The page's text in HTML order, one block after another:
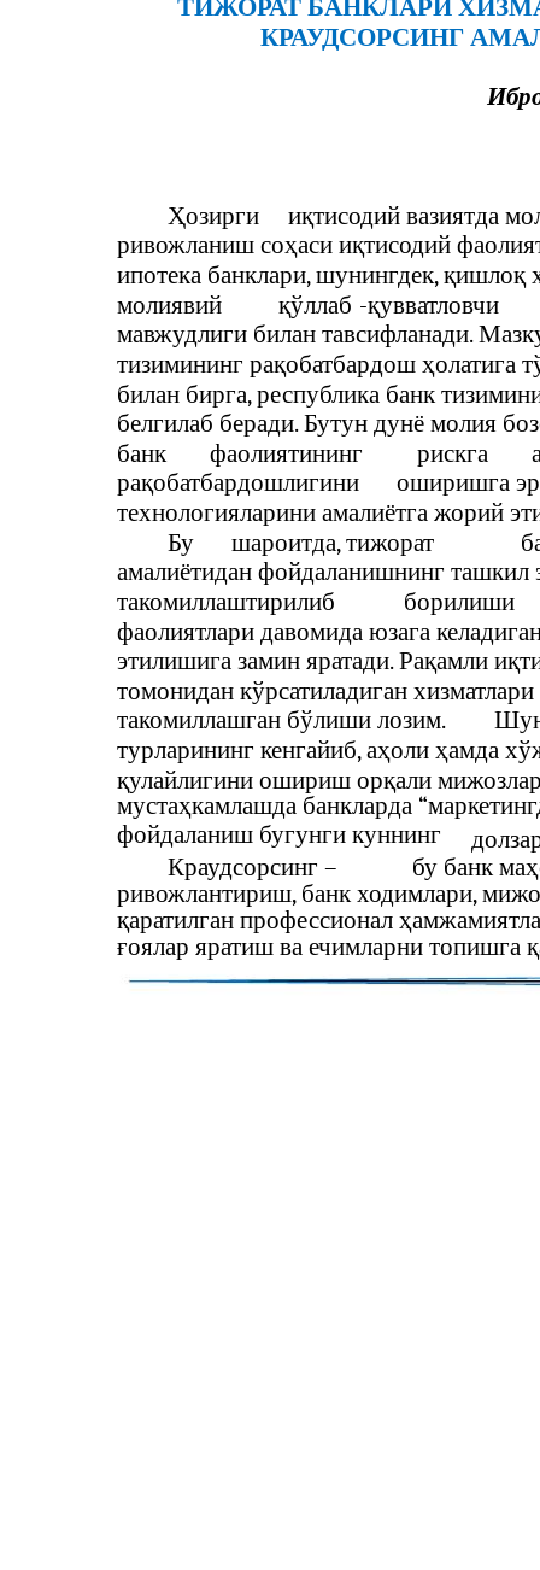
ТИЖОРАТ БАНКЛАРИ
КРАУДСОРСИНГ
Ҳозирги
иқтисодий вазиятда
ривожланиш соҳаси иқтисодий
ипотека банклари, шунингдек,
молиявий
қўллаб -қувватловчи
мавжудлиги билан тавсифланади.
тизимининг рақобатбардош ҳолатига
билан бирга, республика банк
белгилаб беради. Бутун дунё молия
банк
фаолиятининг рискга
рақобатбардошлигини
оширишга
технологияларини амалиётга жорий
Бу
шароитда, тижорат
амалиётидан фойдаланишнинг
такомиллаштирилиб
борилиши
фаолиятлари давомида юзага
этилишига замин яратади. Рақамли
томонидан кўрсатиладиган
такомиллашган бўлиши лозим.
турларининг кенгайиб, аҳоли ҳамда
қулайлигини ошириш орқали
мустаҳкамлашда банкларда
фойдаланиш бугунги куннинг
Краудсорсинг –
бу банк
ривожлантириш, банк ходимлари,
қаратилган профессионал
ғоялар яратиш ва ечимларни топишга